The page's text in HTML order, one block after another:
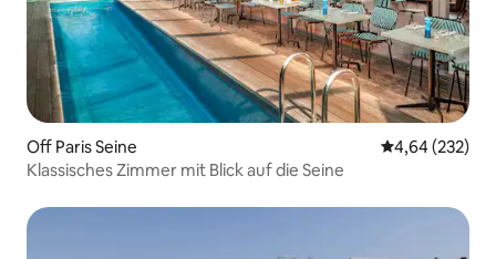
Off Paris Seine
4,64 (232)
Klassisches Zimmer mit Blick auf die Seine